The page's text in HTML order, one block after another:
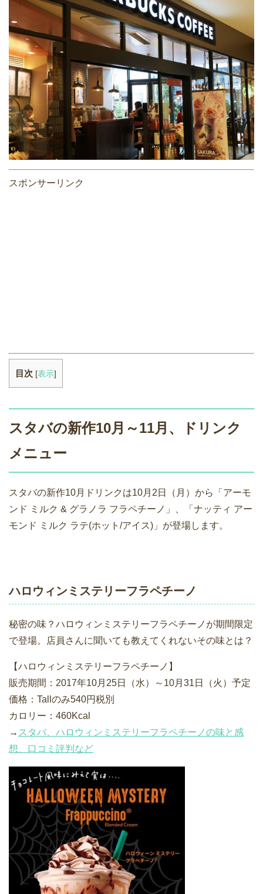
スポンサーリンク
目次 [表示]
スタバの新作10月～11月、ドリンク
メニュー
スタバの新作10月ドリンクは10月2日（月）から「アーモ
ンド ミルク & グラノラ フラペチーノ」、「ナッティ アー
モンド ミルク ラテ(ホット/アイス)」が登場します。
ハロウィンミステリーフラペチーノ
秘密の味？ハロウィンミステリーフラペチーノが期間限定
で登場。店員さんに聞いても教えてくれないその味とは？
【ハロウィンミステリーフラペチーノ】
販売期間：2017年10月25日（水）～10月31日（火）予定
価格：Tallのみ540円税別
カロリー：460Kcal
→ スタバ、ハロウィンミステリーフラペチーノの味と感
想、口コミ評判など